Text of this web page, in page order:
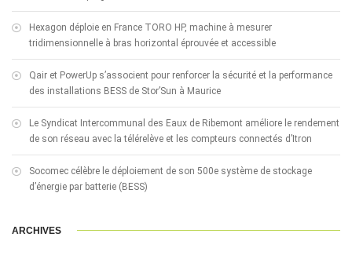
Hexagon déploie en France TORO HP, machine à mesurer
tridimensionnelle à bras horizontal éprouvée et accessible
Qair et PowerUp s’associent pour renforcer la sécurité et la performance
des installations BESS de Stor’Sun à Maurice
Le Syndicat Intercommunal des Eaux de Ribemont améliore le rendement
de son réseau avec la télérelève et les compteurs connectés d’Itron
Socomec célèbre le déploiement de son 500e système de stockage
d’énergie par batterie (BESS)
ARCHIVES